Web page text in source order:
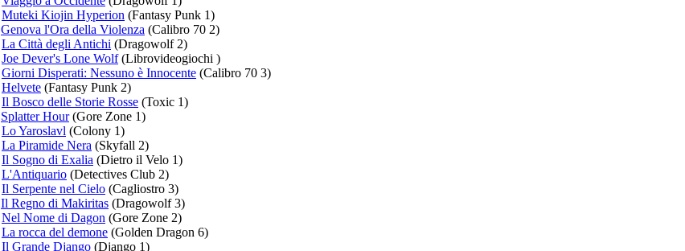
Muteki Kiojin Hyperion (Fantasy Punk 1)
Genova l'Ora della Violenza (Calibro 70 2)
La Città degli Antichi (Dragowolf 2)
Joe Dever's Lone Wolf(Librovideogiochi )
Giorni Disperati: Nessuno è Innocente (Calibro 70 3)
Helvete (Fantasy Punk 2)
Il Bosco delle Storie Rosse (Toxic 1)
Splatter Hour(Gore Zone 1)
Lo Yaroslavl (Colony 1)
La Piramide Nera (Skyfall 2)
Il Sogno di Exalia (Dietro il Velo 1)
L'Antiquario (Detectives Club 2)
Il Serpente nel Cielo (Cagliostro 3)
Il Regno di Makiritas (Dragowolf 3)
Nel Nome di Dagon (Gore Zone 2)
La rocca del demone (Golden Dragon 6)
Il Grande Django (Django 1)